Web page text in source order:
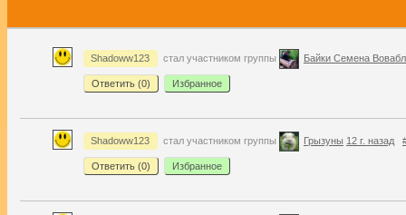
Shadoww123 стал участником группы Байки Семена
Ответить (0) Избранное
Shadoww123 стал участником группы Грызуны 12 г. назад
Ответить (0) Избранное